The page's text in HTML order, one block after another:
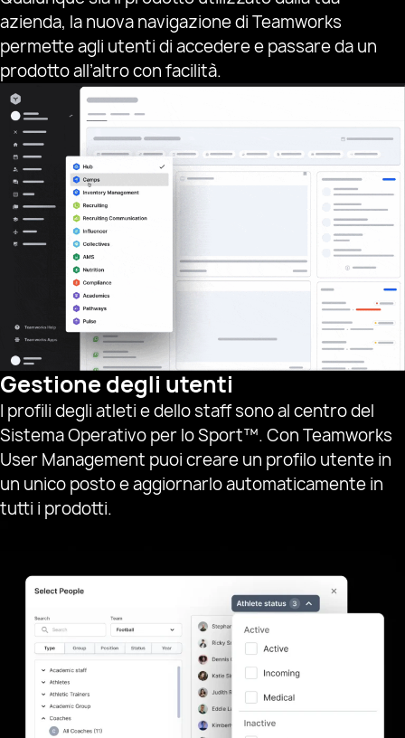
azienda, la nuova navigazione di Teamworks
permette agli utenti di accedere e passare da un
prodotto all’altro con facilità.
Gestione degli utenti
I profili degli atleti e dello staff sono al centro del
Sistema Operativo per lo Sport™. Con Teamworks
User Management puoi creare un profilo utente in
un unico posto e aggiornarlo automaticamente in
tutti i prodotti.